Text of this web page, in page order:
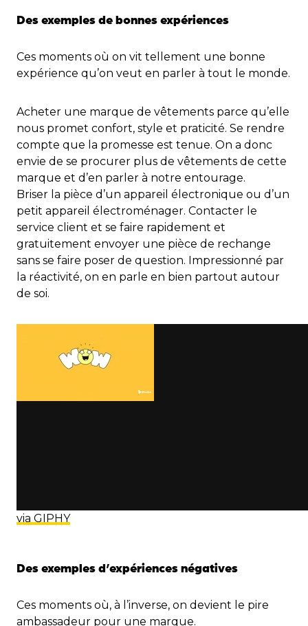
Des exemples de bonnes expériences
Ces moments où on vit tellement une bonne
expérience qu’on veut en parler à tout le monde.
Acheter une marque de vêtements parce qu’elle
nous promet confort, style et praticité. Se rendre
compte que la promesse est tenue. On a donc
envie de se procurer plus de vêtements de cette
marque et d’en parler à notre entourage.
Briser la pièce d’un appareil électronique ou d’un
petit appareil électroménager. Contacter le
service client et se faire rapidement et
gratuitement envoyer une pièce de rechange
sans se faire poser de question. Impressionné par
la réactivité, on en parle en bien partout autour
de soi.
via GIPHY
Des exemples d’expériences négatives
Ces moments où, à l’inverse, on devient le pire
ambassadeur pour une marque.